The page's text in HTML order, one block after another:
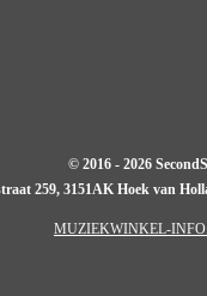
© 2016 - 2026
259, 3151AK Hoek van
MUZIEKWINKEL-